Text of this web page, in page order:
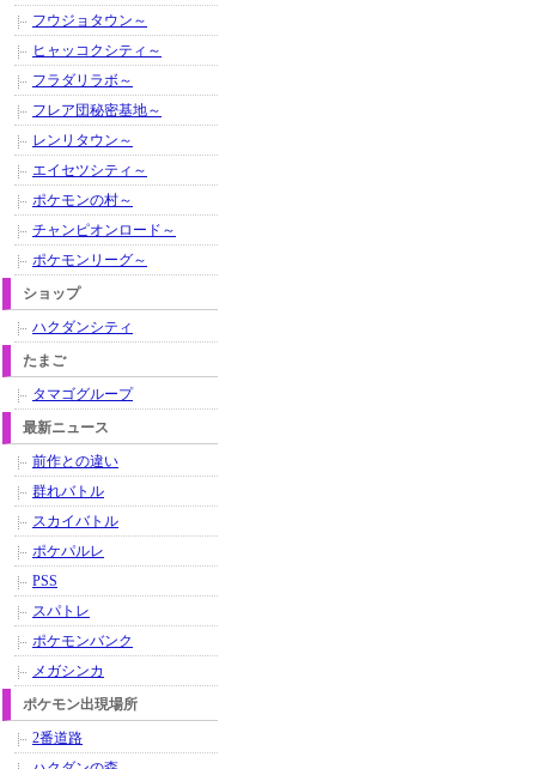
フウジョタウン～
ヒャッコクシティ～
フラダリラボ～
フレア団秘密基地～
レンリタウン～
エイセツシティ～
ポケモンの村～
チャンピオンロード～
ポケモンリーグ～
ショップ
ハクダンシティ
たまご
タマゴグループ
最新ニュース
前作との違い
群れバトル
スカイバトル
ポケパルレ
PSS
スパトレ
ポケモンバンク
メガシンカ
ポケモン出現場所
2番道路